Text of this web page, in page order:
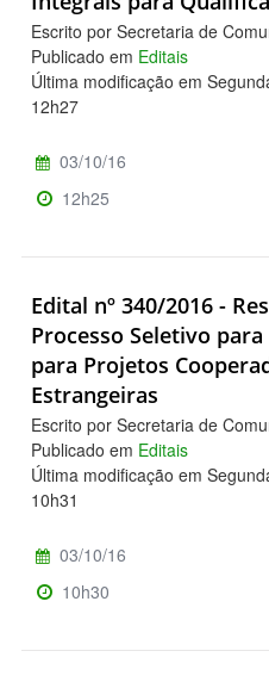
Escrito por Secretaria de
Publicado em Editais
Última modificação em
12h27
03/10/16
12h25
Edital nº 340/2016 -
Processo Seletivo
para Projetos
Estrangeiras
Escrito por Secretaria de
Publicado em Editais
Última modificação em
10h31
03/10/16
10h30